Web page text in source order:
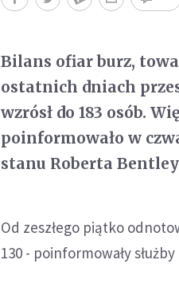
Bilans ofiar burz,
ostatnich dniach
wzrósł do 183 osób.
poinformowało w
stanu Roberta
Od zeszłego piątko
130 - poinformowały